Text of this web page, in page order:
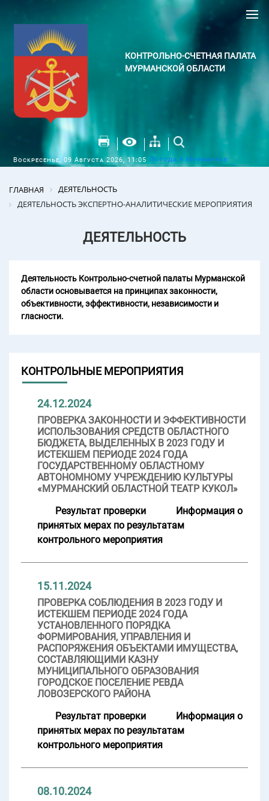
КОНТРОЛЬНО-СЧЕТНАЯ ПАЛАТА
МУРМАНСКОЙ ОБЛАСТИ
Воскресенье, 09 Августа 2026, 11:05 Погода в Мурманске
ГЛАВНАЯ
ДЕЯТЕЛЬНОСТЬ
ДЕЯТЕЛЬНОСТЬ ЭКСПЕРТНО-АНАЛИТИЧЕСКИЕ МЕРОПРИЯТИЯ
ДЕЯТЕЛЬНОСТЬ
Деятельность Контрольно-счетной палаты Мурманской
области основывается на принципах законности,
объективности, эффективности, независимости и
гласности.
КОНТРОЛЬНЫЕ МЕРОПРИЯТИЯ
24.12.2024
ПРОВЕРКА ЗАКОННОСТИ И ЭФФЕКТИВНОСТИ
ИСПОЛЬЗОВАНИЯ СРЕДСТВ ОБЛАСТНОГО
БЮДЖЕТА, ВЫДЕЛЕННЫХ В 2023 ГОДУ И
ИСТЕКШЕМ ПЕРИОДЕ 2024 ГОДА
ГОСУДАРСТВЕННОМУ ОБЛАСТНОМУ
АВТОНОМНОМУ УЧРЕЖДЕНИЮ КУЛЬТУРЫ
«МУРМАНСКИЙ ОБЛАСТНОЙ ТЕАТР КУКОЛ»
Результат проверки
Информация о
принятых мерах по результатам
контрольного мероприятия
15.11.2024
ПРОВЕРКА СОБЛЮДЕНИЯ В 2023 ГОДУ И
ИСТЕКШЕМ ПЕРИОДЕ 2024 ГОДА
УСТАНОВЛЕННОГО ПОРЯДКА
ФОРМИРОВАНИЯ, УПРАВЛЕНИЯ И
РАСПОРЯЖЕНИЯ ОБЪЕКТАМИ ИМУЩЕСТВА,
СОСТАВЛЯЮЩИМИ КАЗНУ
МУНИЦИПАЛЬНОГО ОБРАЗОВАНИЯ
ГОРОДСКОЕ ПОСЕЛЕНИЕ РЕВДА
ЛОВОЗЕРСКОГО РАЙОНА
Результат проверки
Информация о
принятых мерах по результатам
контрольного мероприятия
08.10.2024